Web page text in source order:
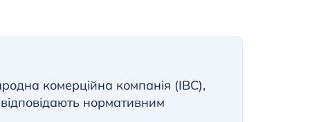
комерційна компанія (IBC),
нормативним